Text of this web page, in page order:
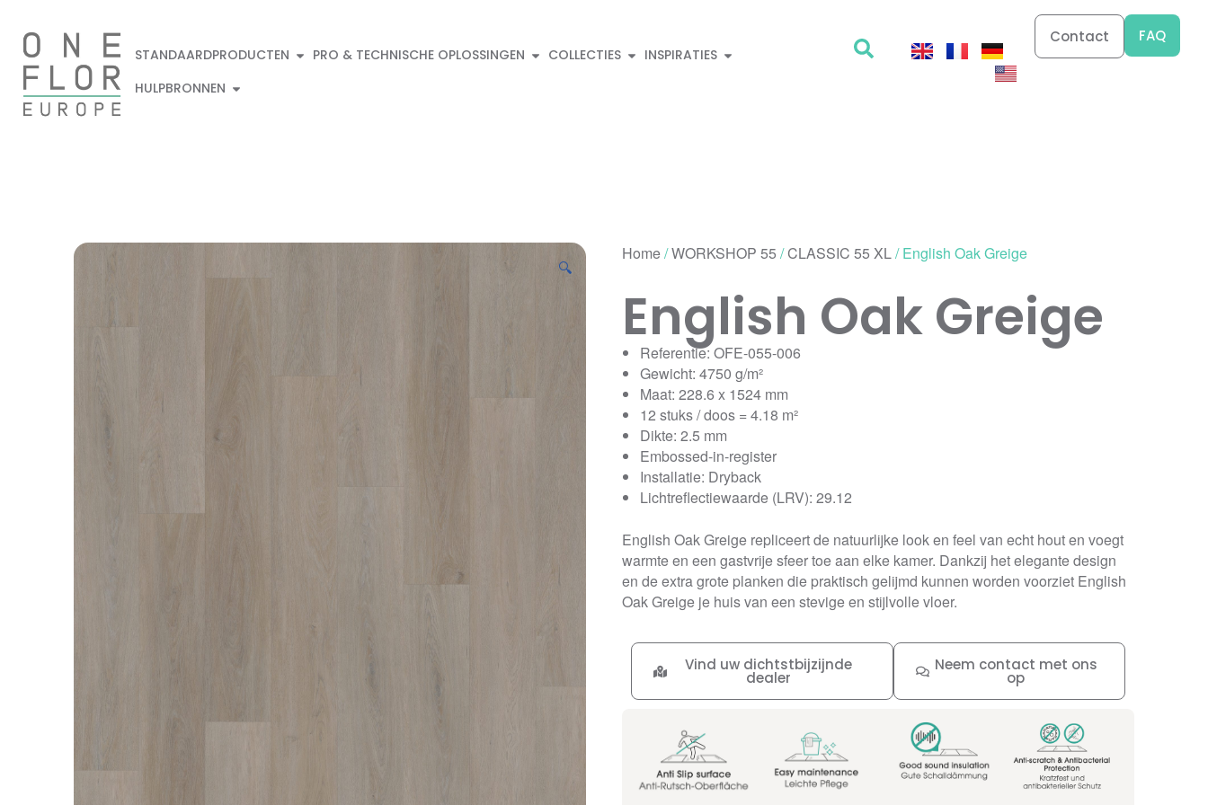
STANDAARDPRODUCTEN PRO & TECHNISCHE OPLOSSINGEN COLLECTIES
INSPIRATIES
HULPBRONNEN
Contact FAQ
🔍
Home/WORKSHOP 55 /CLASSIC 55 XL/ English Oak Greige
English Oak Greige
Referentie: OFE-055-006
Gewicht: 4750 g/m²
Maat: 228.6 x 1524 mm
12 stuks / doos = 4.18 m²
Dikte: 2.5 mm
Embossed-in-register
Installatie: Dryback
Lichtreflectiewaarde (LRV): 29.12
English Oak Greige repliceert de natuurlijke look en feel van echt hout en voegt
warmte en een gastvrije sfeer toe aan elke kamer. Dankzij het elegante design
en de extra grote planken die praktisch gelijmd kunnen worden voorziet English
Oak Greige je huis van een stevige en stijlvolle vloer.
Neem contact met ons
op
Vind uw dichtstbijzijnde
dealer